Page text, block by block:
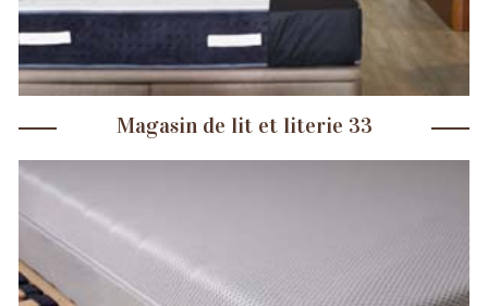
Magasin de lit et literie 33